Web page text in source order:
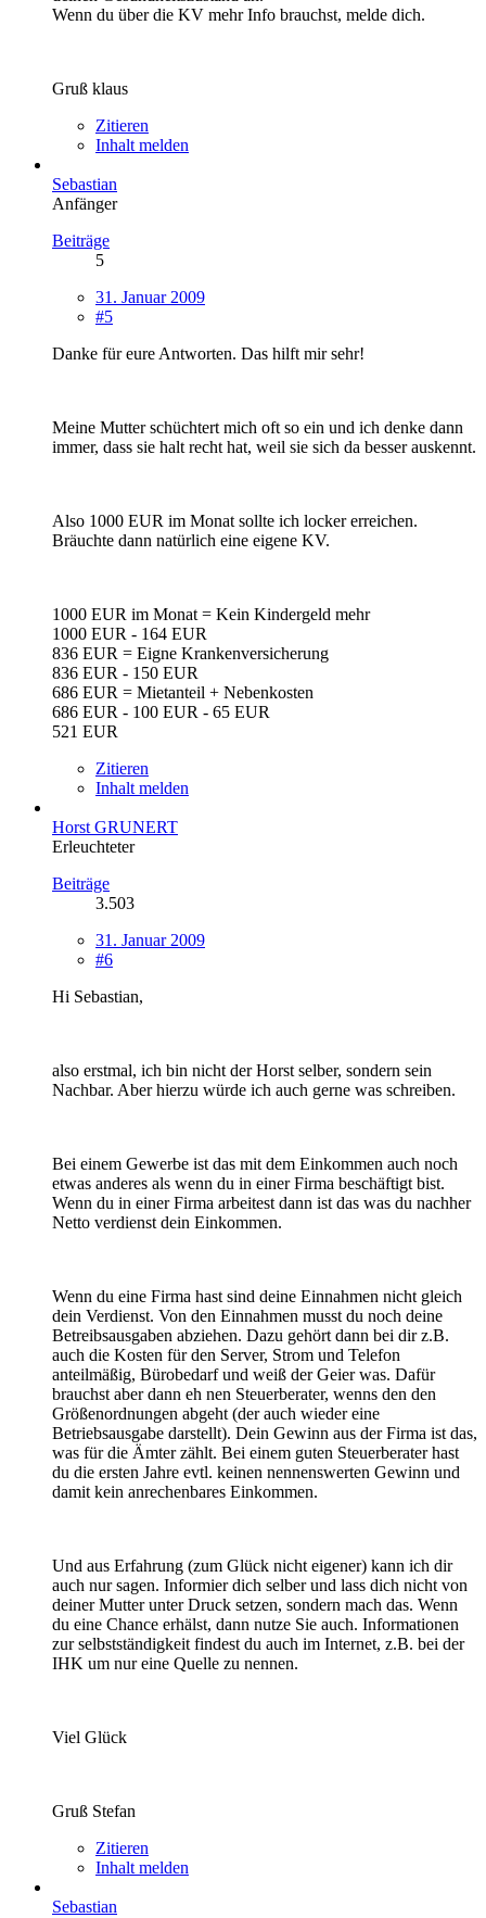
Wenn du über die KV mehr Info brauchst, melde dich.
Gruß klaus
Zitieren
Inhalt melden
Sebastian
Anfänger
Beiträge
5
31. Januar 2009
#5
Danke für eure Antworten. Das hilft mir sehr!
Meine Mutter schüchtert mich oft so ein und ich denke dann
immer, dass sie halt recht hat, weil sie sich da besser auskennt.
Also 1000 EUR im Monat sollte ich locker erreichen.
Bräuchte dann natürlich eine eigene KV.
1000 EUR im Monat = Kein Kindergeld mehr
1000 EUR - 164 EUR
836 EUR = Eigne Krankenversicherung
836 EUR - 150 EUR
686 EUR = Mietanteil + Nebenkosten
686 EUR - 100 EUR - 65 EUR
521 EUR
Zitieren
Inhalt melden
Horst GRUNERT
Erleuchteter
Beiträge
3.503
31. Januar 2009
#6
Hi Sebastian,
also erstmal, ich bin nicht der Horst selber, sondern sein
Nachbar. Aber hierzu würde ich auch gerne was schreiben.
Bei einem Gewerbe ist das mit dem Einkommen auch noch
etwas anderes als wenn du in einer Firma beschäftigt bist.
Wenn du in einer Firma arbeitest dann ist das was du nachher
Netto verdienst dein Einkommen.
Wenn du eine Firma hast sind deine Einnahmen nicht gleich
dein Verdienst. Von den Einnahmen musst du noch deine
Betreibsausgaben abziehen. Dazu gehört dann bei dir z.B.
auch die Kosten für den Server, Strom und Telefon
anteilmäßig, Bürobedarf und weiß der Geier was. Dafür
brauchst aber dann eh nen Steuerberater, wenns den den
Größenordnungen abgeht (der auch wieder eine
Betriebsausgabe darstellt). Dein Gewinn aus der Firma ist das,
was für die Ämter zählt. Bei einem guten Steuerberater hast
du die ersten Jahre evtl. keinen nennenswerten Gewinn und
damit kein anrechenbares Einkommen.
Und aus Erfahrung (zum Glück nicht eigener) kann ich dir
auch nur sagen. Informier dich selber und lass dich nicht von
deiner Mutter unter Druck setzen, sondern mach das. Wenn
du eine Chance erhälst, dann nutze Sie auch. Informationen
zur selbstständigkeit findest du auch im Internet, z.B. bei der
IHK um nur eine Quelle zu nennen.
Viel Glück
Gruß Stefan
Zitieren
Inhalt melden
Sebastian